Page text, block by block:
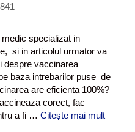
specializat in
si in articolul urmator va
despre vaccinarea
baza intrebarilor puse de
are eficienta 100%?
corect, fac
a fi … Citește mai mult